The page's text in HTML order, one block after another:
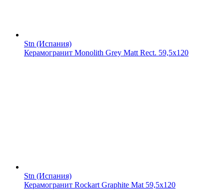
Stn (Испания)
Керамогранит Monolith Grey Matt Rect. 59,5x120
Stn (Испания)
Керамогранит Rockart Graphite Mat 59,5x120